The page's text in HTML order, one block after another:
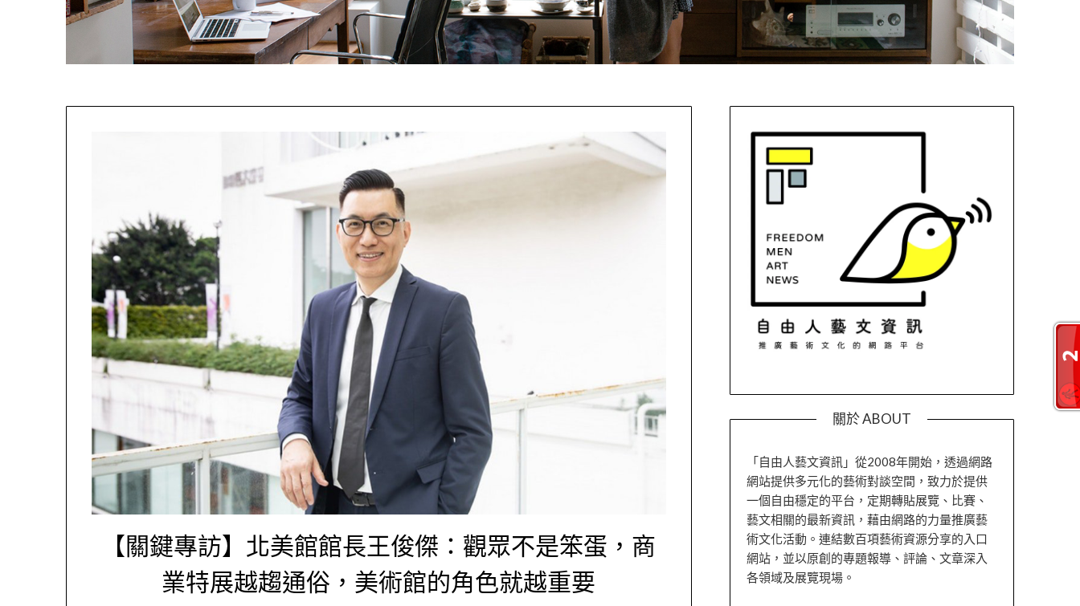
【關鍵專訪】北美館館長王俊傑：觀眾不是笨蛋，商
業特展越趨通俗，美術館的角色就越重要
關於 ABOUT
「自由人藝文資訊」從2008年開始，透過網路
網站提供多元化的藝術對談空間，致力於提供
一個自由穩定的平台，定期轉貼展覽、比賽、
藝文相關的最新資訊，藉由網路的力量推廣藝
術文化活動。連結數百項藝術資源分享的入口
網站，並以原創的專題報導、評論、文章深入
各領域及展覽現場。